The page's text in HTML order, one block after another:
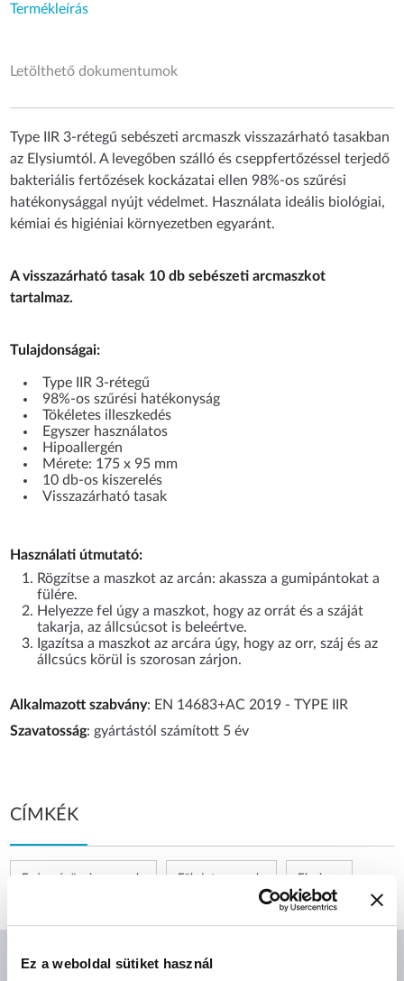
Ez a weboldal sütiket használ
Termékleírás
Letölthető dokumentumok
Type IIR 3-rétegű sebészeti arcmaszk visszazárható tasakban
az Elysiumtól. A levegőben szálló és cseppfertőzéssel terjedő
bakteriális fertőzések kockázatai ellen 98%-os szűrési
hatékonysággal nyújt védelmet. Használata ideális biológiai,
kémiai és higiéniai környezetben egyaránt.
A visszazárható tasak 10 db sebészeti arcmaszkot
tartalmaz.
Tulajdonságai:
Type IIR 3-rétegű
98%-os szűrési hatékonyság
Tökéletes illeszkedés
Egyszer használatos
Hipoallergén
Mérete: 175 x 95 mm
10 db-os kiszerelés
Visszazárható tasak
Használati útmutató:
Rögzítse a maszkot az arcán: akassza a gumipántokat a
fülére.
Helyezze fel úgy a maszkot, hogy az orrát és a száját
takarja, az állcsúcsot is beleértve.
Igazítsa a maszkot az arcára úgy, hogy az orr, száj és az
állcsúcs körül is szorosan zárjon.
Alkalmazott szabvány: EN 14683+AC 2019 - TYPE IIR
Szavatosság: gyártástól számított 5 év
CÍMKÉK
Egészségügyi arcmaszk Fülpántos maszk Elysium